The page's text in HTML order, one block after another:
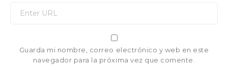
Guarda mi nombre, correo electrónico y web en este
navegador para la próxima vez que comente.